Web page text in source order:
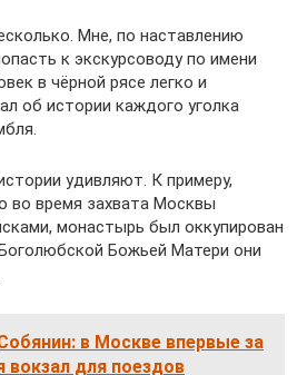
Мне, по наставлению
к экскурсоводу по имени
в чёрной рясе легко и
об истории каждого уголка
удивляют. К примеру,
во время захвата Москвы
монастырь был оккупирован
Божьей Матери они
в Москве впервые за
вокзал для поездов